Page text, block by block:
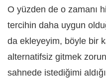
O yüzden de o zamanı
tercihin daha uygun
da ekleyeyim, böyle bir
alternatifsiz gitmek
sahnede istediğimi